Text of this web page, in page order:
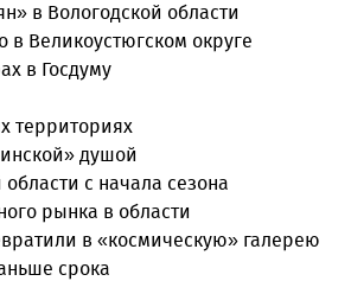
в Вологодской области
в Великоустюгском округе
в Госдуму
территориях
душой
с начала сезона
рынка в области
в «космическую» галерею
срока